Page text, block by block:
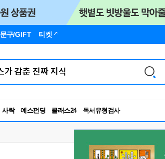
문구/GIFT 티켓
사락 예스펀딩 클래스24
RBTI Lab
독서유형검사